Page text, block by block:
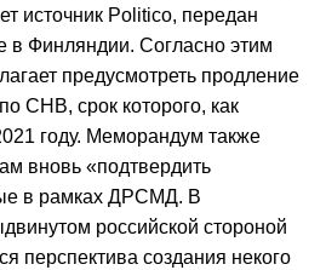
источник Politico, передан
в Финляндии. Согласно этим
предусмотреть продление
СНВ, срок которого, как
году. Меморандум также
вновь «подтвердить
в рамках ДРСМД. В
российской стороной
перспектива создания некого